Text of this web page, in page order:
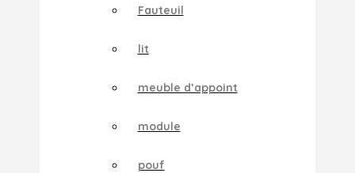
Fauteuil
lit
meuble d’appoint
module
pouf